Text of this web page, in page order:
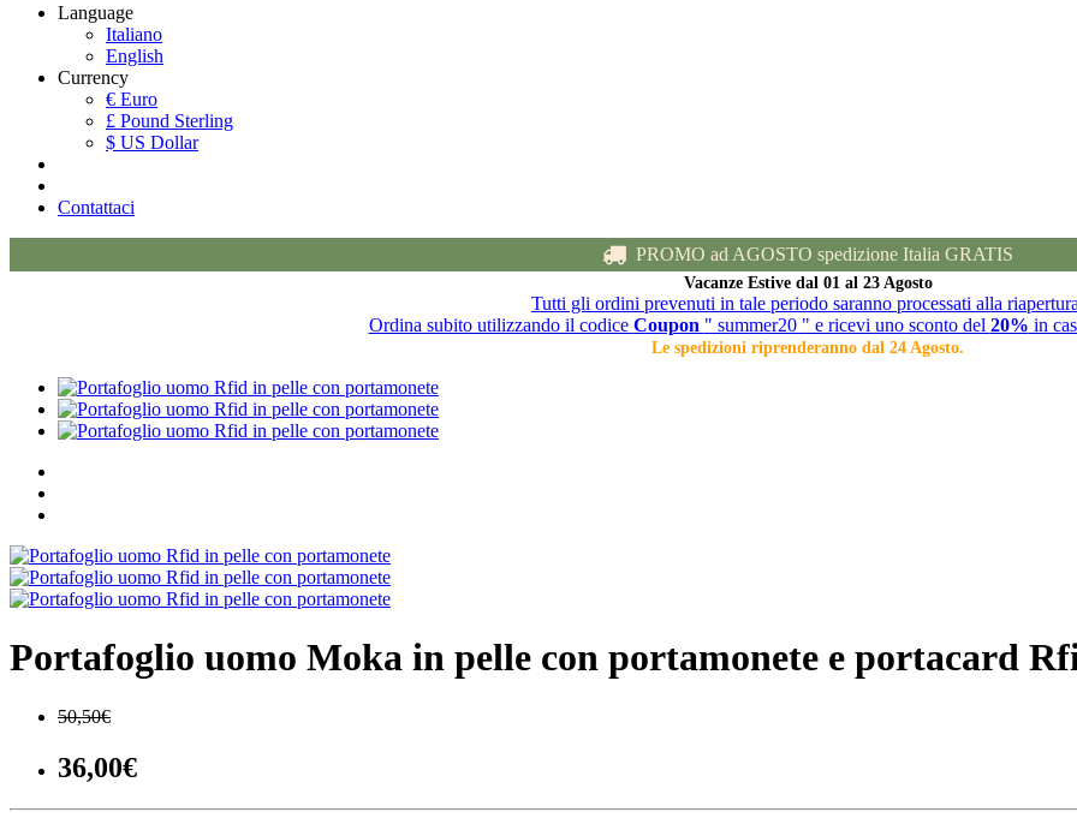
Language
Italiano
English
Currency
€ Euro
£ Pound Sterling
$ US Dollar
Contattaci
PROMO ad AGOSTO spedizione Italia GRATIS
Vacanze Estive dal 01 al 23 Agosto
Tutti gli ordini prevenuti in tale periodo saranno processati alla
Ordina subito utilizzando il codice Coupon " summer20 " e ricevi uno sconto del 20% in
Le spedizioni riprenderanno dal 24 Agosto.
Portafoglio uomo Moka in pelle con portamonete e portacard
50,50€
36,00€